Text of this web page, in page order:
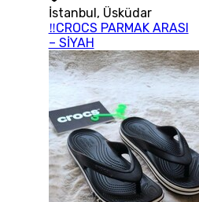
İstanbul , Üsküdar
‼CROCS PARMAK ARASI
– SİYAH